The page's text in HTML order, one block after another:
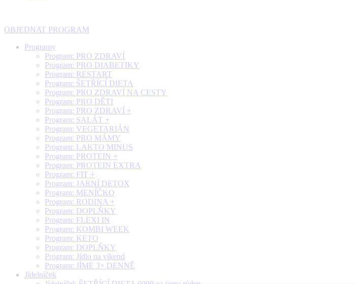
OBJEDNAT PROGRAM
Programy
Program: PRO ZDRAVÍ
Program: PRO DIABETIKY
Program: RESTART
Program: ŠETŘÍCÍ DIETA
Program: PRO ZDRAVÍ NA CESTY
Program: PRO DĚTI
Program: PRO ZDRAVÍ +
Program: SALÁT +
Program: VEGETARIÁN
Program: PRO MÁMY
Program: LAKTO MINUS
Program: PROTEIN +
Program: PROTEIN EXTRA
Program: FIT +
Program: JARNÍ DETOX
Program: MENÍČKO
Program: RODINA +
Program: DOPLŇKY
Program: FLEXI IN
Program: KOMBI WEEK
Program: KETO
Program: DOPLŇKY
Program: Jídlo na víkend
Program: JÍME 3× DENNĚ
Jídelníček